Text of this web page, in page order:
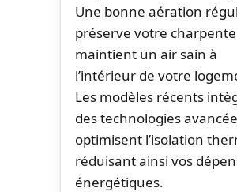
Une bonne aération
préserve votre
maintient un air sain à
l’intérieur de votre
Les modèles récents
des technologies
optimisent l’isolation
réduisant ainsi vos
énergétiques.